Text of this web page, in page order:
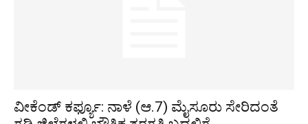
ವೀಕೆಂಡ್ ಕರ್ಫ್ಯೂ: ನಾಳೆ (ಆ.7) ಮೈಸೂರು ಸೇರಿದಂತೆ